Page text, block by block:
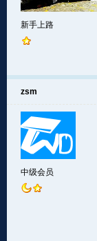
新手上路
zsm
中级会员